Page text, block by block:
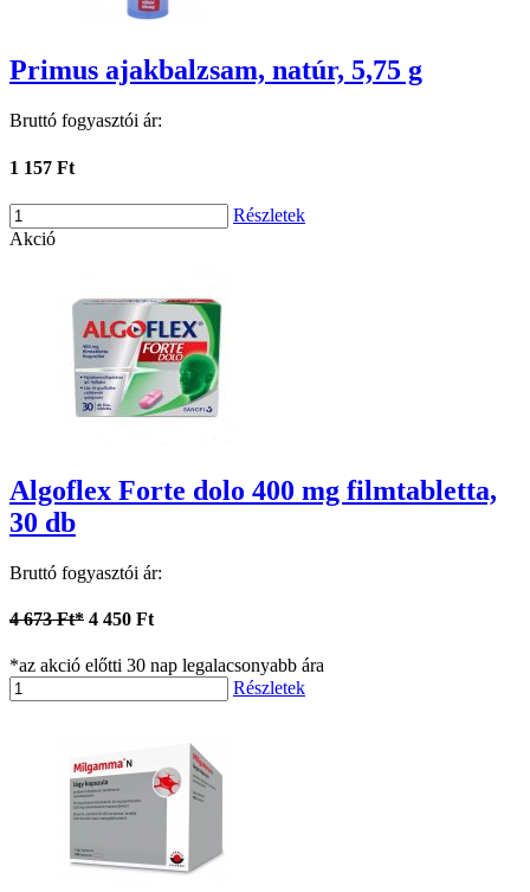
Primus ajakbalzsam, natúr, 5,75 g
Bruttó fogyasztói ár:
1 157 Ft
Részletek
Akció
Algoflex Forte dolo 400 mg filmtabletta,
30 db
Bruttó fogyasztói ár:
4 673 Ft* 4 450 Ft
*az akció előtti 30 nap legalacsonyabb ára
Részletek